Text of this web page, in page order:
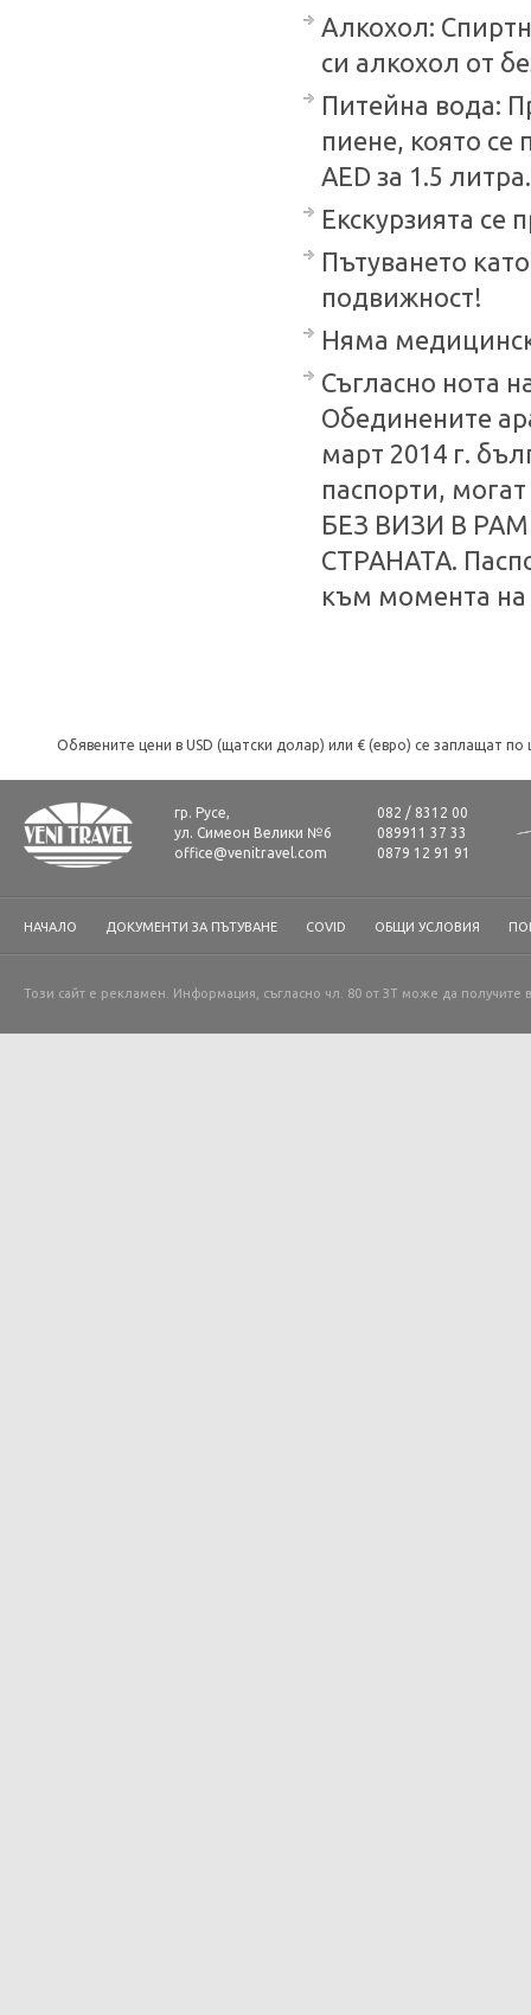
Алкохол:
си алкохол от
Питейна вода:
пиене, която се
AED за 1.5 литра.
Екскурзията
Пътуването
подвижност!
Няма
Съгласно нота
Обединените
март 2014 г.
паспорти,
БЕЗ ВИЗИ В
СТРАНАТА.
към момента на
Обявените цени в USD (щатски долар) или € (евро) се заплащат
гр. Русе,
ул. Симеон Велики №6
office@venitravel.com
082 / 8312 00
089911 37 33
0879 12 91 91
НАЧАЛО ДОКУМЕНТИ ЗА ПЪТУВАНЕ COVID ОБЩИ УСЛОВИЯ
Този сайт е рекламен. Информация, съгласно чл. 80 от ЗТ може да получите